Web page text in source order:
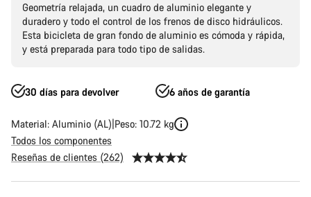
Geometría relajada, un cuadro de aluminio elegante y
duradero y todo el control de los frenos de disco hidráulicos.
Esta bicicleta de gran fondo de aluminio es cómoda y rápida,
y está preparada para todo tipo de salidas.
30 días para devolver 6 años de garantía
Material: Aluminio (AL) Peso: 10.72 kg
Todos los componentes
Reseñas de clientes (262)